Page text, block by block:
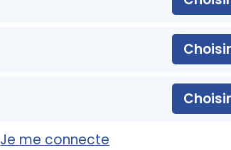
Choisir
Choisir
Je me connecte